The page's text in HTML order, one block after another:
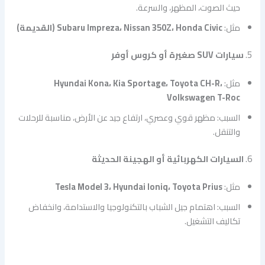
حيث الصوت، المظهر، والسرعة.
مثل:Subaru Impreza، Nissan 350Z، Honda Civic (القديمة)
5. سيارات SUV صغيرة أو كروس أوفر
مثل:Hyundai Kona، Kia Sportage، Toyota CH-R،
Volkswagen T-Roc
السبب: مظهر قوي وعصري، ارتفاع جيد عن الأرض، مناسبة للرحلات
والتنقل.
6. السيارات الكهربائية أو الهجينة الحديثة
مثل:Tesla Model 3، Hyundai Ioniq، Toyota Prius
السبب: اهتمام جيل الشباب بالتكنولوجيا والاستدامة، وانخفاض
تكاليف التشغيل.